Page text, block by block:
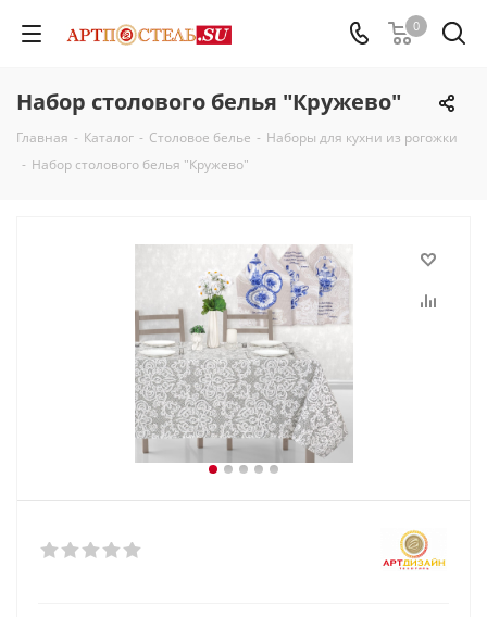
0
Набор столового белья "Кружево"
Главная - Каталог - Столовое белье - Наборы для кухни из рогожки
- Набор столового белья "Кружево"